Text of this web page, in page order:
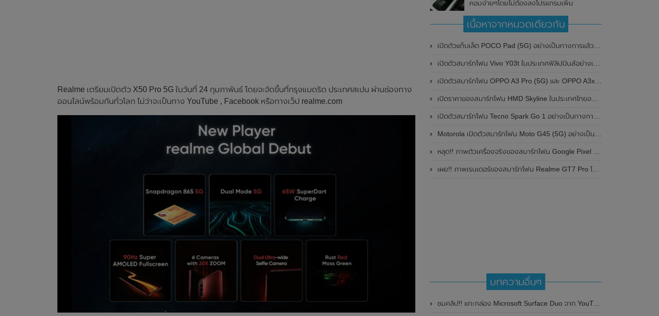
Realme เตรียมเปิดตัว X50 Pro 5G ในวันที่ 24 กุมภาพันธ์ โดยจะจัดขึ้นที่กรุงแมดริด ประเทศสเปน ผ่านช่องทาง
ออนไลน์พร้อมกันทั่วโลก ไม่ว่าจะเป็นทาง YouTube , Facebook หรือทางเว็ป realme.com
คอมง่ายๆโดยไม่ต้องลงโปรแกรมเพิ่ม
เนื้อหาจากหมวดเดียวกัน
เปิดตัวแท็บเล็ต POCO Pad (5G) อย่างเป็นทางการแล้วในประเทศอินเดีย มาพร้อมชิปเซ็ต Snapdragon 7s Gen 2 ของ Qualcomm และรองรับเครือข่าย 5G
เปิดตัวสมาร์ทโฟน Vivo Y03t ในประเทศฟิลิปปินส์อย่างเป็นทางการแล้ว มาพร้อมชิปเซ็ต Unisoc T612 , กล้องหลัง ความละเอียด 13MP , แบตเตอรี่ 5,000mAh และหน้าจอแสดงผล LCD / 90Hz
เปิดตัวสมาร์ทโฟน OPPO A3 Pro (5G) และ OPPO A3x ในประเทศไทยอย่างเป็นทางการแล้ว ในราคาเริ่มต้นเพียง 3,999 บาท
เปิดราคาของสมาร์ทโฟน HMD Skyline ในประเทศไทยอย่างเป็นทางการแล้ว ราคา 14,990 บาท
เปิดตัวสมาร์ทโฟน Tecno Spark Go 1 อย่างเป็นทางการแล้ว มาพร้อมหน้าจอแสดงผล LCD / 120Hz , แบตเตอรี่ 5,000mAh และใช้ชิปเซ็ต Unisoc
Motorola เปิดตัวสมาร์ทโฟน Moto G45 (5G) อย่างเป็นทางการแล้วในอินเดีย
หลุด!! ภาพตัวเครื่องจริงของสมาร์ทโฟน Google Pixel 9a โชว์ดีไซน์ใหม่ กล้องหลังแบนราบ ไม่มีกรอบของกล้องแล้ว
เผย!! ภาพเรนเดอร์ของสมาร์ทโฟน Realme GT7 Pro โชว์ให้เห็นดีไซน์ใหม่ พร้อมเผยรายละเอียดสเปกที่สำคัญบางส่วน
บทความอื่นๆ
ชมคลิป!! แกะกล่อง Microsoft Surface Duo จาก YouTuber ชื่อดัง Marques Brownlee (MKBHD)